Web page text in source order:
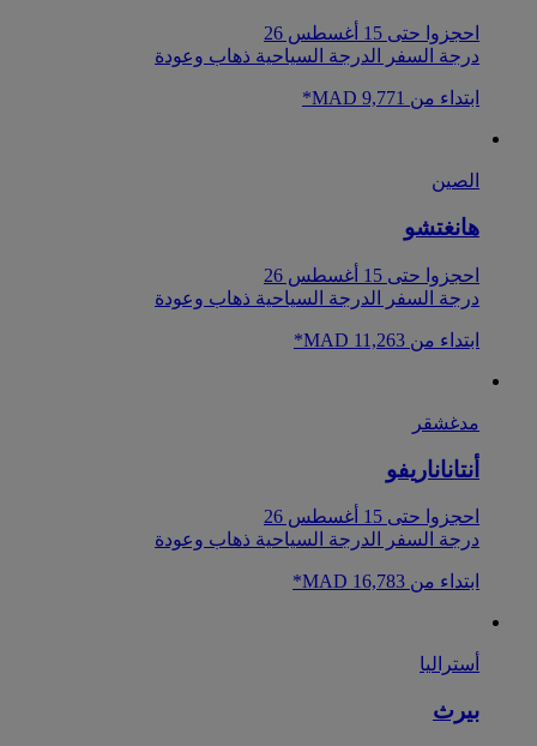
احجزوا حتى 15 أغسطس 26
درجة السفر الدرجة السياحية ذهاب وعودة
ابتداء من MAD 9,771*
الصين
هانغتشو
احجزوا حتى 15 أغسطس 26
درجة السفر الدرجة السياحية ذهاب وعودة
ابتداء من MAD 11,263*
مدغشقر
أنتاناناريفو
احجزوا حتى 15 أغسطس 26
درجة السفر الدرجة السياحية ذهاب وعودة
ابتداء من MAD 16,783*
أستراليا
بيرث